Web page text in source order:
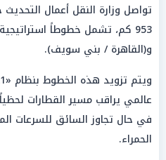
تواصل وزارة النقل أعمال
953 كم، تشمل خطوطاً
و(القاهرة / بني سويف).
عالمي يراقب مسير القطارات
في حال تجاوز السائق للسرعات
الحمراء.